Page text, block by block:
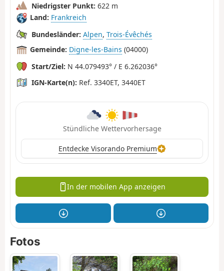
Niedrigster Punkt: 622 m
Land: Frankreich
Bundesländer: Alpen, Trois-Évêchés
Gemeinde: Digne-les-Bains (04000)
Start/Ziel: N 44.079493° / E 6.262036°
IGN-Karte(n): Ref. 3340ET, 3440ET
Stündliche Wettervorhersage
Entdecke Visorando Premium
In der mobilen App anzeigen
Fotos